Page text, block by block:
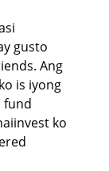
gusto
Ang
is iyong
fund
ko